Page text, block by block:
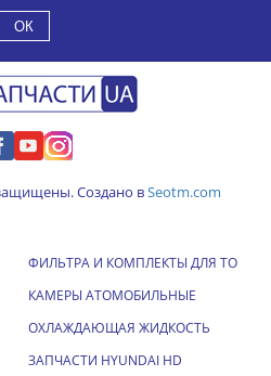
Создано вSeotm.com
ФИЛЬТРА И КОМПЛЕКТЫ ДЛЯ ТО
КАМЕРЫ АТОМОБИЛЬНЫЕ
ОХЛАЖДАЮЩАЯ ЖИДКОСТЬ
ЗАПЧАСТИ HYUNDAI HD